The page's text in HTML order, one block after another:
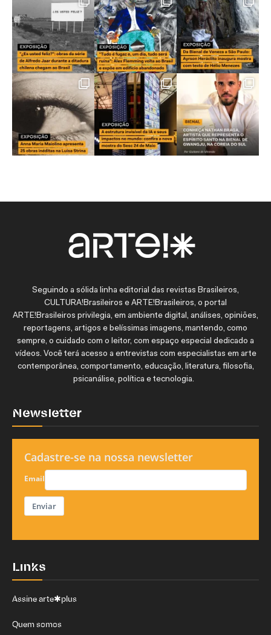
Seguindo a sólida linha editorial das revistas Brasileiros,
CULTURA!Brasileiros e ARTE!Brasileiros, o portal
ARTE!Brasileiros privilegia, em ambiente digital, análises, opiniões,
reportagens, artigos e belíssimas imagens, mantendo, como
sempre, o cuidado com o leitor, com espaço especial dedicado a
vídeos. Você terá acesso a entrevistas com especialistas em arte
contemporânea, comportamento, educação, literatura, filosofia,
psicanálise, política e tecnologia.
Newsletter
Cadastre-se na nossa newsletter
Email
Enviar
Links
Assine arte✱plus
Quem somos